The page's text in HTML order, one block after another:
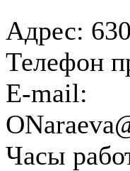
Адрес:
Телефон
E-mail:
Часы